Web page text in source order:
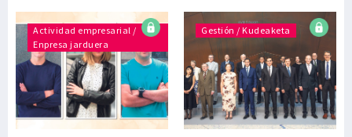
editado por Kutxabank
Eragin y Mondragon
Unibertsitatea, refleja el
papel que desempeña el
ecosistema financiero e
inversor como un “agente
tractor, facilitador de
Actividad empresarial /
Enpresa jarduera
Gestión / Kudeaketa